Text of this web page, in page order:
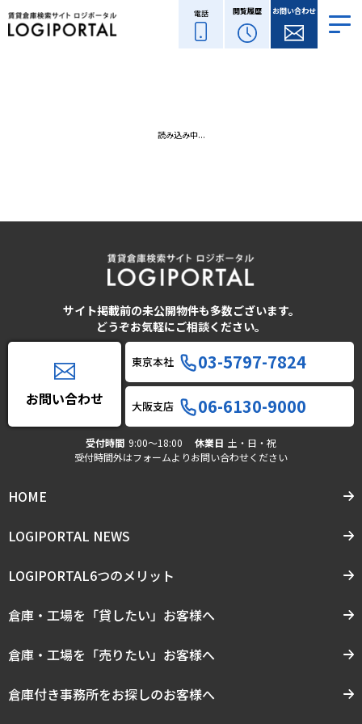
電話 閲覧履歴 お問い合わせ
読み込み中...
サイト掲載前の未公開物件も多数ございます。
どうぞお気軽にご相談ください。
お問い合わせ
東京本社 03-5797-7824
大阪支店 06-6130-9000
受付時間 9:00〜18:00 休業日 土・日・祝
受付時間外はフォームよりお問い合わせください
HOME
LOGIPORTAL NEWS
LOGIPORTAL6つのメリット
倉庫・工場を「貸したい」お客様へ
倉庫・工場を「売りたい」お客様へ
倉庫付き事務所をお探しのお客様へ